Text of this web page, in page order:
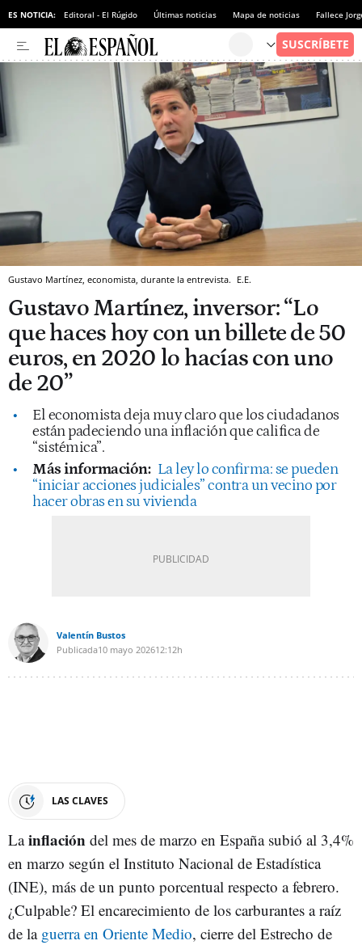
ES NOTICIA: Editoral - El Rúgido Últimas noticias Mapa de noticias Fallece
Gustavo Martínez, economista, durante la entrevista. E.E.
Gustavo Martínez, inversor: “Lo
que haces hoy con un billete de 50
euros, en 2020 lo hacías con uno
de 20”
El economista deja muy claro que los ciudadanos
están padeciendo una inflación que califica de
“sistémica”.
Más información: La ley lo confirma: se pueden
“iniciar acciones judiciales” contra un vecino por
hacer obras en su vivienda
Valentín Bustos
Publicada10 mayo 202612:12h
LAS CLAVES
Lainflación del mes de marzo en España subió al 3,4%
en marzo según el Instituto Nacional de Estadística
(INE), más de un punto porcentual respecto a febrero.
¿Culpable? El encarecimiento de los carburantes a raíz
de laguerra en Oriente Medio, cierre del Estrecho de